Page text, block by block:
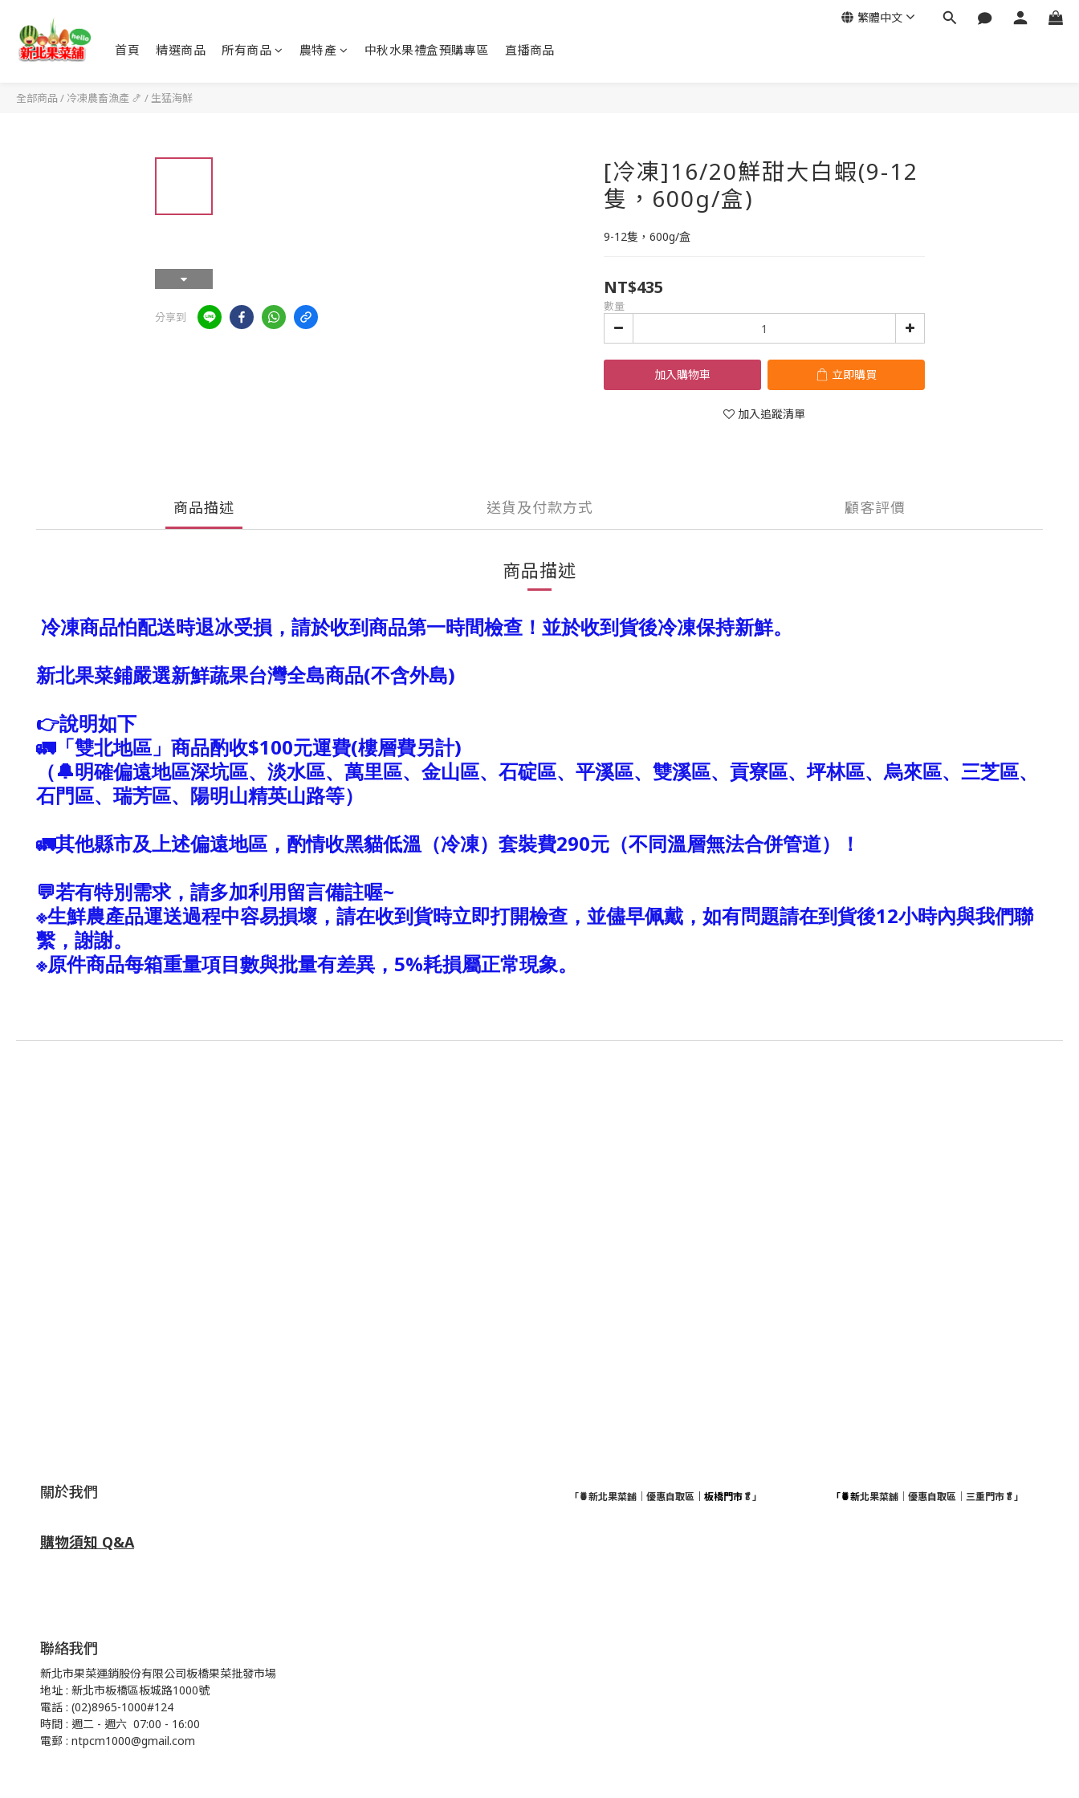
首頁 精選商品 所有商品 農特產 中秋水果禮盒預購專區 直播商品
繁體中文
全部商品 / 冷凍農畜漁產 🍤 / 生猛海鮮
分享到
[冷凍]16/20鮮甜大白蝦(9-12
隻，600g/盒)
9-12隻，600g/盒
NT$435
數量
加入購物車 立即購買
加入追蹤清單
商品描述 送貨及付款方式 顧客評價
商品描述
冷凍商品怕配送時退冰受損，請於收到商品第一時間檢查！並於收到貨後冷凍保持新鮮。
新北果菜鋪嚴選新鮮蔬果台灣全島商品(不含外島)
👉說明如下
🚛「雙北地區」商品酌收$100元運費(樓層費另計)
（🔔明確偏遠地區深坑區、淡水區、萬里區、金山區、石碇區、平溪區、雙溪區、貢寮區、坪林區、烏來區、三芝區、
石門區、瑞芳區、陽明山精英山路等）
🚛其他縣市及上述偏遠地區，酌情收黑貓低溫（冷凍）套裝費290元（不同溫層無法合併管道）！
💬若有特別需求，請多加利用留言備註喔~
※生鮮農產品運送過程中容易損壞，請在收到貨時立即打開檢查，並儘早佩戴，如有問題請在到貨後12小時內與我們聯
繫，謝謝。
※原件商品每箱重量項目數與批量有差異，5%耗損屬正常現象。
關於我們
購物須知 Q&A
「🍍新北果菜舖｜優惠自取區 ｜板橋門市🥬」 「🍍新北果菜舖｜優惠自取區｜三重門市🥬」
聯絡我們
新北市果菜運銷股份有限公司板橋果菜批發市場
地址 : 新北市板橋區板城路1000號
電話 : (02)8965-1000#124
時間 : 週二 - 週六 07:00 - 16:00
電郵 : ntpcm1000@gmail.com